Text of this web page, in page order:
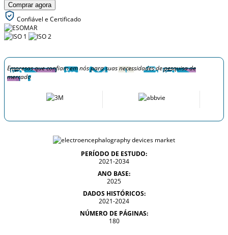
Comprar agora
Confiável e Certificado
Empresas que confiam em nós para suas necessidades de pesquisa de
mercado
PERÍODO DE ESTUDO:
2021-2034
ANO BASE:
2025
DADOS HISTÓRICOS:
2021-2024
NÚMERO DE PÁGINAS:
180